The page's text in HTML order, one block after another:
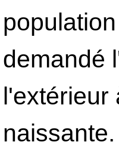
demandé
l'extérieur
naissante.